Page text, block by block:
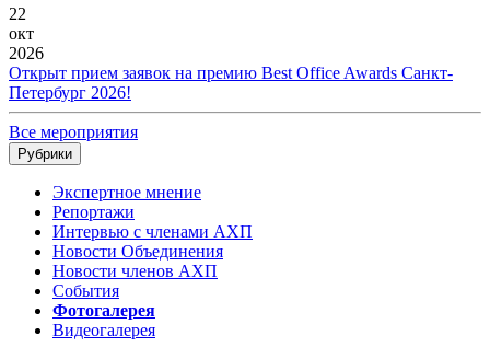
22
окт
2026
Открыт прием заявок на премию Best Office Awards Санкт-
Петербург 2026!
Все мероприятия
Рубрики
Экспертное мнение
Репортажи
Интервью с членами АХП
Новости Объединения
Новости членов АХП
События
Фотогалерея
Видеогалерея